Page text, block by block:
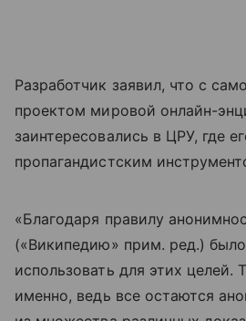
Разработчик заявил, что с
проектом мировой онлайн-
заинтересовались в ЦРУ, где
пропагандистским
«Благодаря правилу
(«Википедию» прим. ред.)
использовать для этих целей.
именно, ведь все остаются